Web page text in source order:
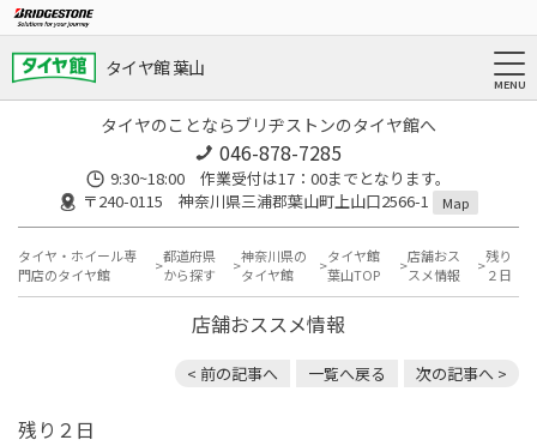
タイヤ館 葉山
タイヤのことならブリヂストンのタイヤ館へ
046-878-7285
9:30~18:00 作業受付は17：00までとなります。
〒240-0115 神奈川県三浦郡葉山町上山口2566-1
Map
タイヤ・ホイール専
門店のタイヤ館
都道府県
から探す
神奈川県の
タイヤ館
タイヤ館
葉山TOP
店舗おス
スメ情報
残り
２日
店舗おススメ情報
< 前の記事へ 一覧へ戻る 次の記事へ >
残り２日